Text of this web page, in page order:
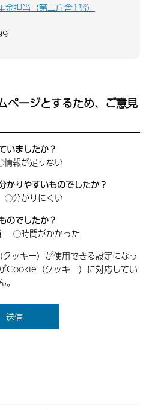
担当（第二庁舎1階）
ページとするため、ご意見
いましたか？
情報が足りない
かりやすいものでしたか？
分かりにくい
のでしたか？
時間がかかった
ッキー）が使用できる設定になっ
Cookie（クッキー）に対応してい